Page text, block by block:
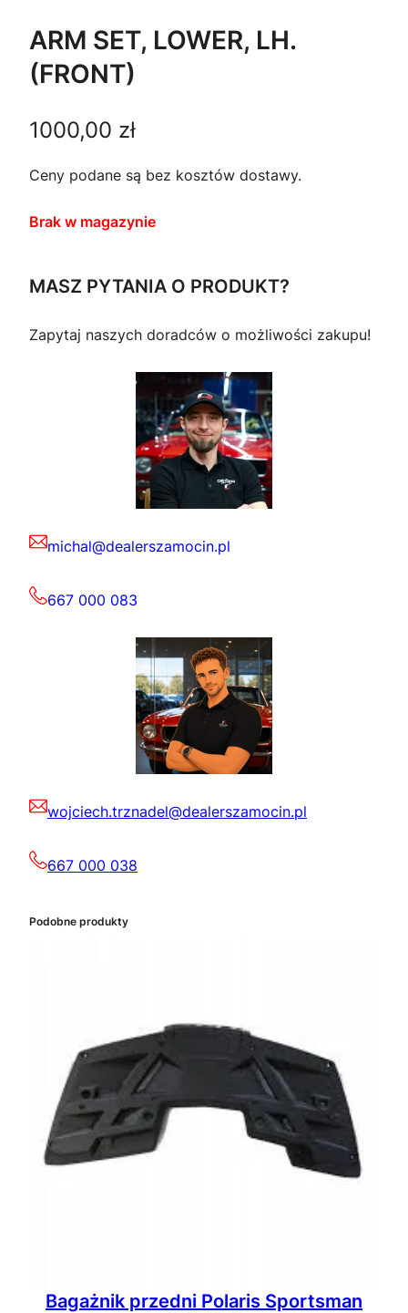
ARM SET, LOWER, LH.
(FRONT)
1000,00 zł
Ceny podane są bez kosztów dostawy.
Brak w magazynie
MASZ PYTANIA O PRODUKT?
Zapytaj naszych doradców o możliwości zakupu!
michal@dealerszamocin.pl
667 000 083
wojciech.trznadel@dealerszamocin.pl
667 000 038
Podobne produkty
Bagażnik przedni Polaris Sportsman